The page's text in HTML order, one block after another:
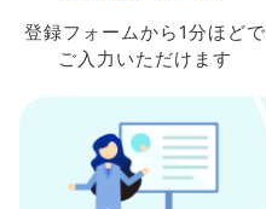
登録フォームから 1分ほどで
ご入力 いただけます